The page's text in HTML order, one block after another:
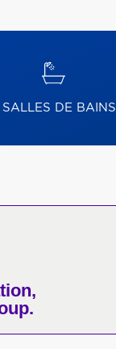
DE BAINS